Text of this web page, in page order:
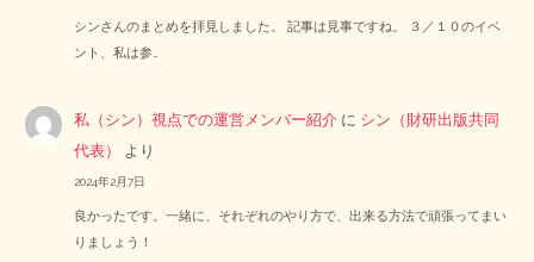
シンさんのまとめを拝見しました。 記事は見事ですね。 ３／１０のイベ
ント、私は参…
私（シン）視点での運営メンバー紹介 に シン（財研出版共同
代表）
より
2024年2月7日
良かったです。一緒に、それぞれのやり方で、出来る方法で頑張ってまい
りましょう！